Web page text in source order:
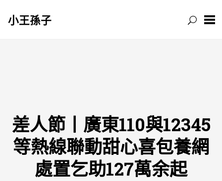
小王孫子
差人節丨廣東110與12345
等熱線聯動甜心喜包養網
處置乞助127萬余起